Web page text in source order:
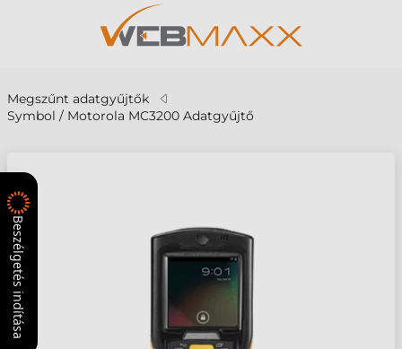
Megszűnt adatgyűjtők
Symbol / Motorola MC3200 Adatgyűjtő
Beszélgetés indítása